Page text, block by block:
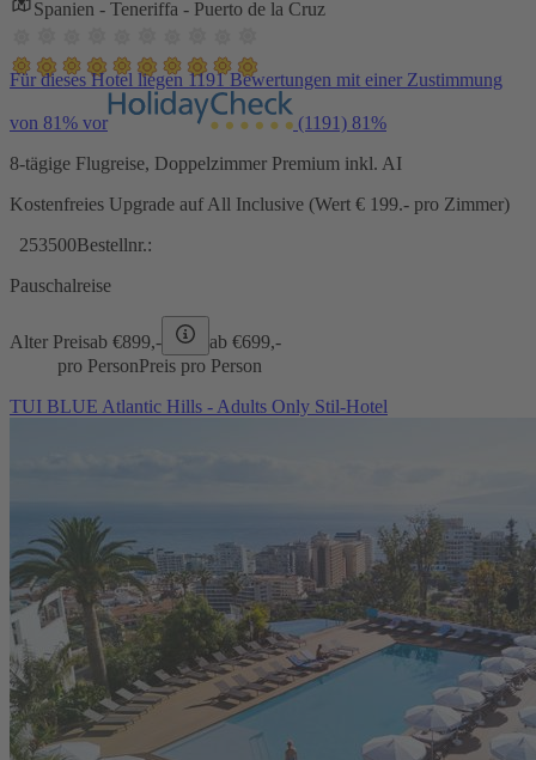
Spanien - Teneriffa - Puerto de la Cruz
Für dieses Hotel liegen 1191 Bewertungen mit einer Zustimmung
von 81% vor (1191) 81%
8-tägige Flugreise, Doppelzimmer Premium inkl. AI
Kostenfreies Upgrade auf All Inclusive (Wert € 199.- pro Zimmer)
253500Bestellnr.:
Pauschalreise
Alter Preisab €899,- ab €699,-
pro PersonPreis pro Person
TUI BLUE Atlantic Hills - Adults Only Stil-Hotel